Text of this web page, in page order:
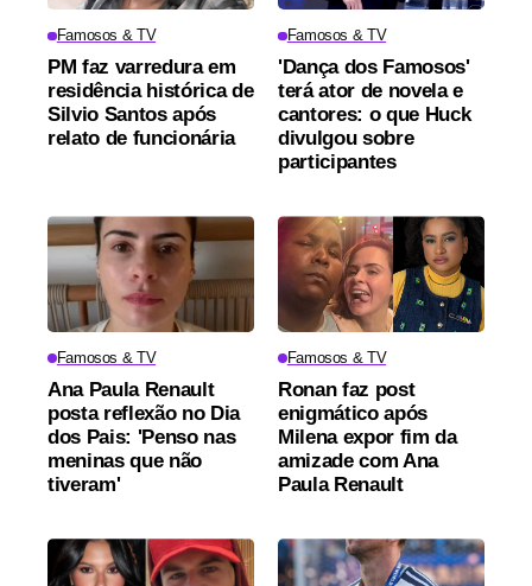
Famosos & TV
PM faz varredura em
residência histórica de
Silvio Santos após
relato de funcionária
Famosos & TV
'Dança dos Famosos'
terá ator de novela e
cantores: o que Huck
divulgou sobre
participantes
Famosos & TV
Ana Paula Renault
posta reflexão no Dia
dos Pais: 'Penso nas
meninas que não
tiveram'
Famosos & TV
Ronan faz post
enigmático após
Milena expor fim da
amizade com Ana
Paula Renault